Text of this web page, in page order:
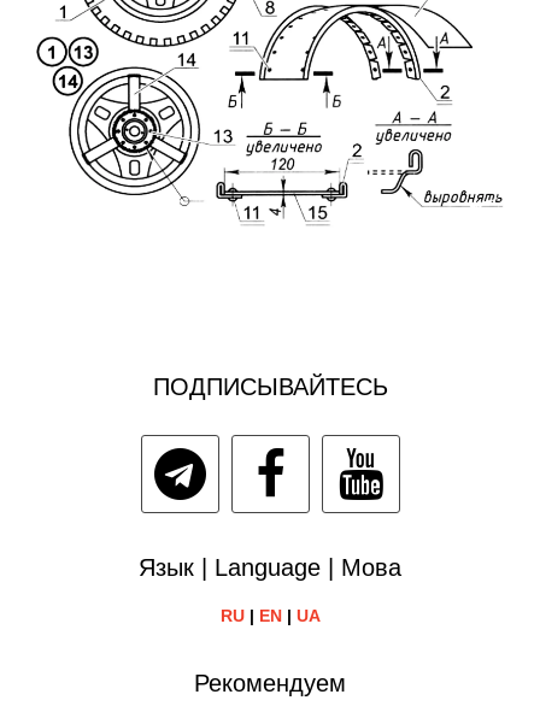
ПОДПИСЫВАЙТЕСЬ
Язык | Language | Мова
RU| EN| UA
Рекомендуем